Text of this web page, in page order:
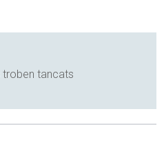
troben tancats